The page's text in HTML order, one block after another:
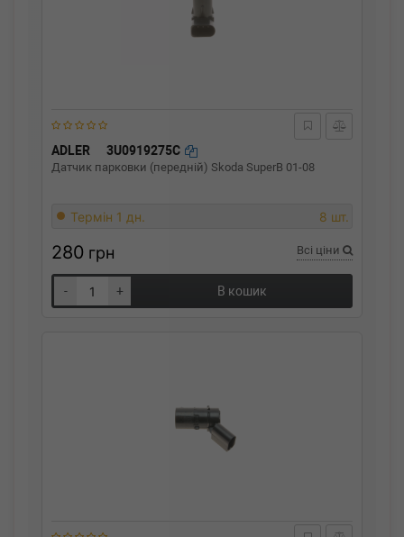
ADLER 3U0919275C
Датчик парковки (передній) Skoda SuperB 01-08
Термін 1 дн. 8 шт.
280 грн Всі ціни
- + В кошик